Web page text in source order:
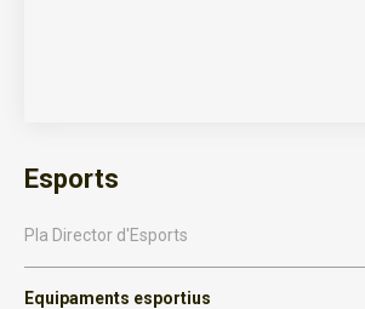
Esports
Pla Director d'Esports
Equipaments esportius